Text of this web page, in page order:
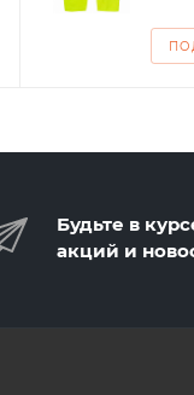
Будьте в
акций и